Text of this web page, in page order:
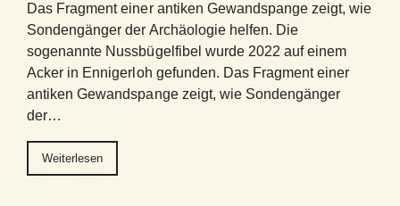
Das Fragment einer antiken Gewandspange zeigt, wie
Sondengänger der Archäologie helfen. Die
sogenannte Nussbügelfibel wurde 2022 auf einem
Acker in Ennigerloh gefunden. Das Fragment einer
antiken Gewandspange zeigt, wie Sondengänger
der…
Weiterlesen